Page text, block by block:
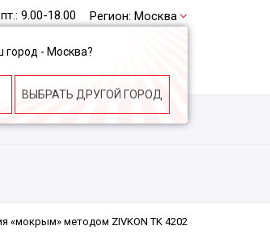
9.00-18.00 Регион: Москва
город - Москва?
ВЫБРАТЬ ДРУГОЙ ГОРОД
«мокрым» методом ZIVKON TK 4202